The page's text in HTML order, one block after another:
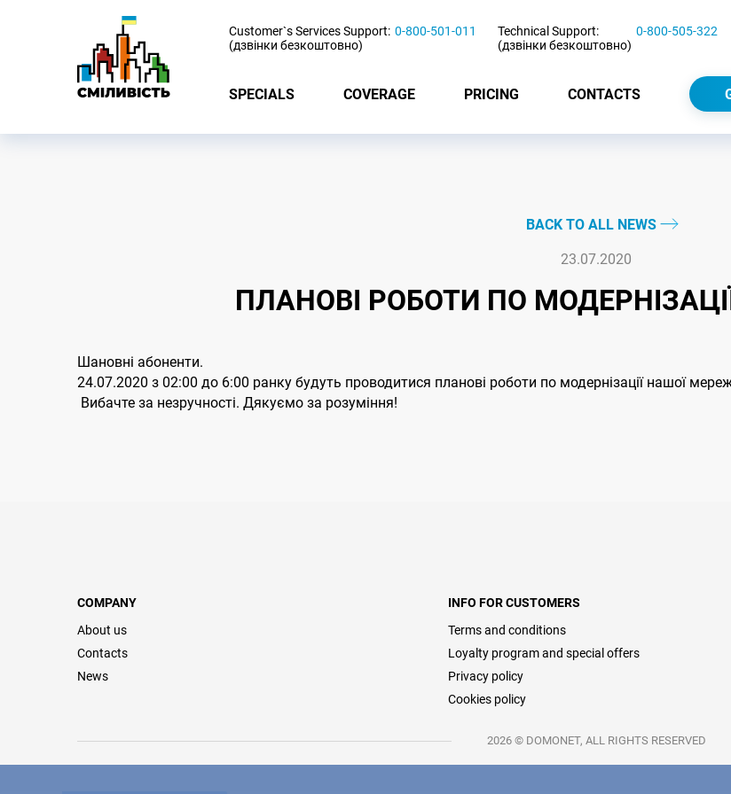
Customer`s Services Support:
(дзвінки безкоштовно)
0-800-501-011
Technical Support:
(дзвінки безкоштовно)
0-800-505-322
SPECIALS COVERAGE PRICING CONTACTS
BACK TO ALL NEWS
23.07.2020
ПЛАНОВІ РОБОТИ ПО
Шановні абоненти.
24.07.2020 з 02:00 до 6:00 ранку будуть проводитися планові роботи по модернізації нашої
Вибачте за незручності. Дякуємо за розуміння!
COMPANY
About us
Contacts
News
INFO FOR CUSTOMERS
Terms and conditions
Loyalty program and special offers
Privacy policy
Cookies policy
2026 © DOMONET, ALL RIGHTS RESERVED